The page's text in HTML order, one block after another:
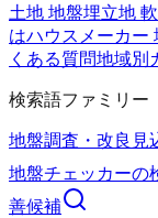
土地 地盤埋立地
はハウスメーカー
くある質問地域別
検索語ファミリー
地盤調査・改良 見
地盤チェッカーの
善候補